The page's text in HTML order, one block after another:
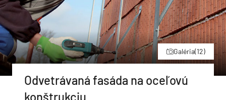
Galéria(12)
Odvetrávaná fasáda na oceľovú
konštrukciu